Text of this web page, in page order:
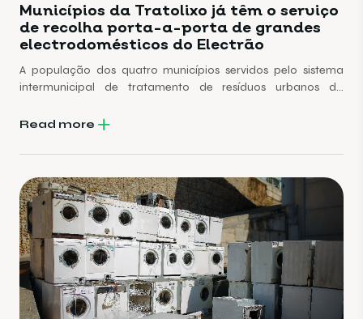
Municípios da Tratolixo já têm o serviço
de recolha porta-a-porta de grandes
electrodomésticos do Electrão
A população dos quatro municípios servidos pelo sistema
intermunicipal de tratamento de resíduos urbanos da
beneficiar do serviço gratuito de recolha porta-a-porta de
esta colaboração foi oficializada esta Terça-Feira, 24 de
Marquês, em Oeiras.
Read more